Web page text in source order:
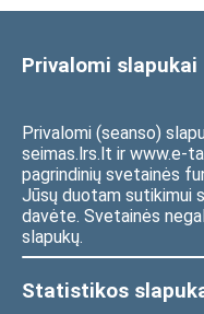
Privalomi slapukai
Privalomi (seanso)
seimas.lrs.lt ir www.e-
pagrindinių svetainės
Jūsų duotam sutikimui
davėte. Svetainės
slapukų.
Statistikos Pradžia